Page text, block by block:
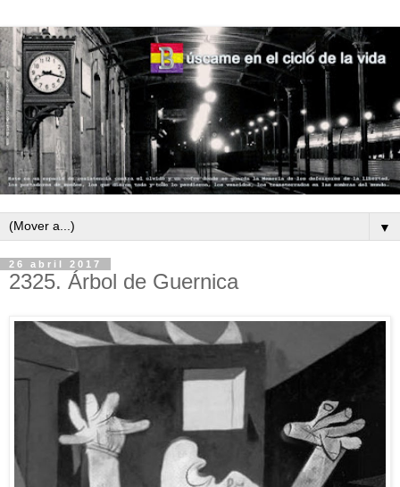
▼
26 abril 2017
2325. Árbol de Guernica